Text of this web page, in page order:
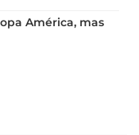
América, mas